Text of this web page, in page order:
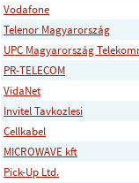
Vodafone
Telenor Magyarország
UPC Magyarország
PR-TELECOM
VidaNet
Invitel Tavkozlesi
Cellkabel
MICROWAVE kft
Pick-Up Ltd.